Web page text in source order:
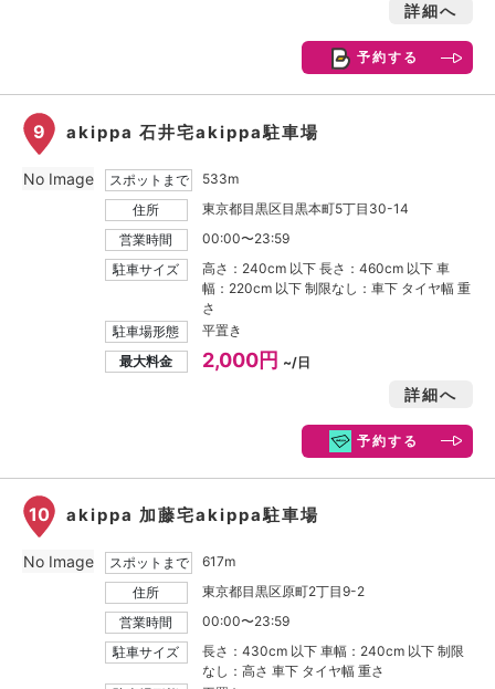
詳細へ
予約する
9 akippa 石井宅akippa駐車場
スポットまで
533m
住所
東京都目黒区目黒本町5丁目30-14
営業時間
00:00〜23:59
駐車サイズ
高さ：240cm 以下 長さ：460cm 以下 車
幅：220cm 以下 制限なし：車下 タイヤ幅 重
さ
駐車場形態
平置き
最大料金
2,000円 ~/日
詳細へ
予約する
No Image
10 akippa 加藤宅akippa駐車場
スポットまで
617m
住所
東京都目黒区原町2丁目9-2
営業時間
00:00〜23:59
駐車サイズ
長さ：430cm 以下 車幅：240cm 以下 制限
なし：高さ 車下 タイヤ幅 重さ
No Image